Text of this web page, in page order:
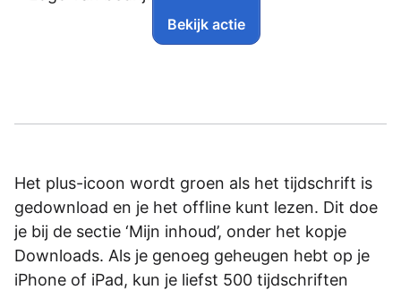
Bekijk actie
Het plus-icoon wordt groen als het tijdschrift is
gedownload en je het offline kunt lezen. Dit doe
je bij de sectie ‘Mijn inhoud’, onder het kopje
Downloads. Als je genoeg geheugen hebt op je
iPhone of iPad, kun je liefst 500 tijdschriften